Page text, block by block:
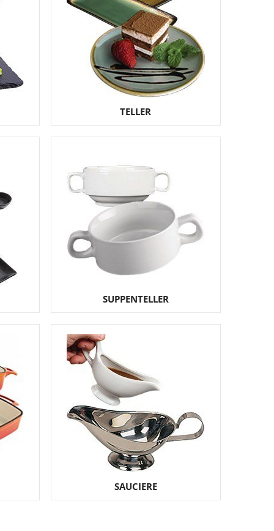
TELLER
SUPPENTELLER
SAUCIERE